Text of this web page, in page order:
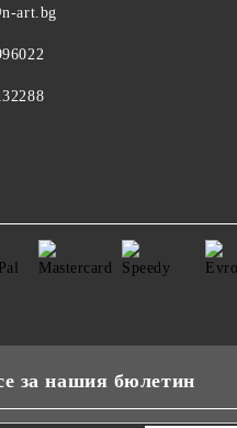
art.bg
за нашия бюлетин